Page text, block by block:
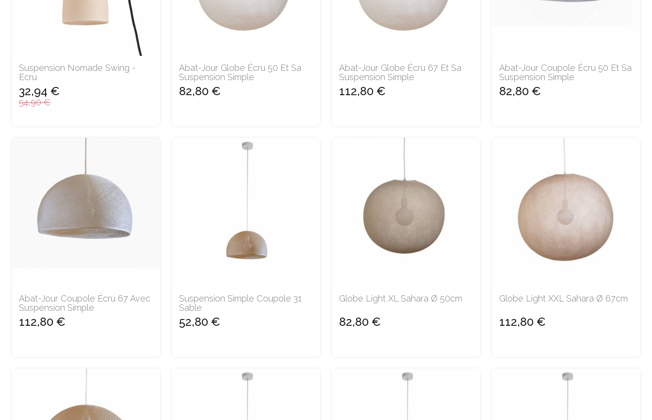
Suspension Nomade Swing -
Ecru
32,94 €
54,90 €
Abat-Jour Globe Écru 50 Et Sa
Suspension Simple
82,80 €
Abat-Jour Globe Écru 67 Et Sa
Suspension Simple
112,80 €
Abat-Jour Coupole Écru 50 Et Sa
Suspension Simple
82,80 €
Abat-Jour Coupole Écru 67 Avec
Suspension Simple
112,80 €
Suspension Simple Coupole 31
Sable
52,80 €
Globe Light XL Sahara Ø 50cm
82,80 €
Globe Light XXL Sahara Ø 67cm
112,80 €